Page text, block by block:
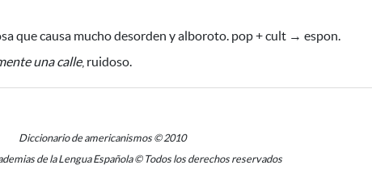
que causa mucho desorden y alboroto. pop + cult → espon.
una calle, ruidoso.
Diccionario de americanismos © 2010
de la Lengua Española © Todos los derechos reservados